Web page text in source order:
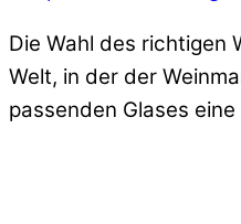
Die Wahl des richtigen
Welt, in der der
passenden Glases